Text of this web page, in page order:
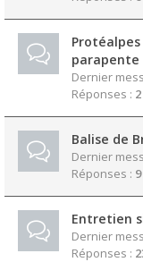
parapente
Dernier
Réponses : 2
Balise de
Dernier
Réponses : 9
Entretien
Dernier
Réponses :